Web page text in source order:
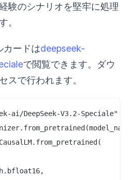
験のシナリオを堅牢に処理
。
カードはdeepseek-
で閲覧できます。ダウ
スで行われます。
ai/DeepSeek-V3.2-Speciale"